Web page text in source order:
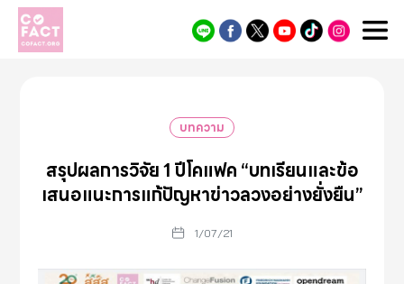
Cofact
บทความ
สรุปผลการวิจัย 1 ปีโคแฟค “บทเรียนและข้อ
เสนอแนะการแก้ปัญหาข่าวลวงอย่างยั่งยืน”
1/07/21